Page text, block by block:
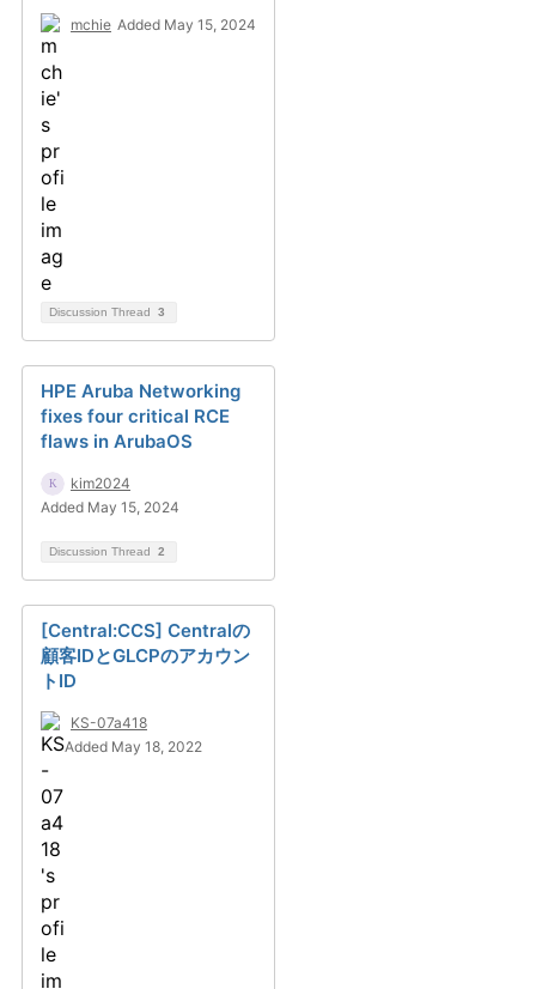
mchie Added May 15, 2024
Discussion Thread 3
HPE Aruba Networking
fixes four critical RCE
flaws in ArubaOS
kim2024
Added May 15, 2024
Discussion Thread 2
[Central:CCS] Centralの
顧客IDとGLCPのアカウン
トID
KS-07a418
Added May 18, 2022